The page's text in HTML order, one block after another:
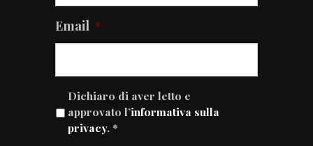
Email *
Dichiaro di aver letto e
approvato l’informativa sulla
privacy. *